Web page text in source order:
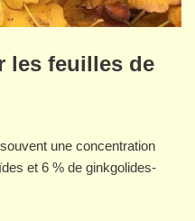
les feuilles de
une concentration
et 6 % de ginkgolides-